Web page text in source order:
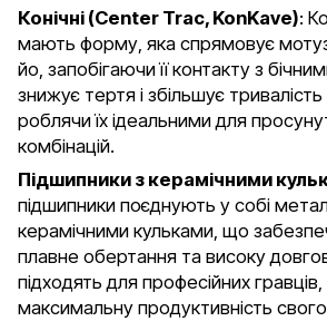
Конічні (Center Trac, KonKave):
мають форму, яка спрямовує
йо, запобігаючи її контакту з
знижує тертя і збільшує
роблячи їх ідеальними для
комбінацій.
Підшипники з керамічними
підшипники поєднують у собі
керамічними кульками, що
плавне обертання та високу
підходять для професійних
максимальну продуктивність